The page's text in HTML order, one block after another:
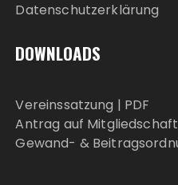
Datenschutzerklärung
DOWNLOADS
Vereinssatzung | PDF
Antrag auf
Gewand- &